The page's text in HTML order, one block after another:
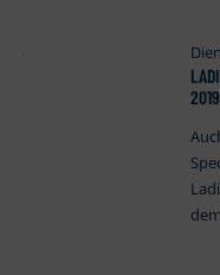
2019